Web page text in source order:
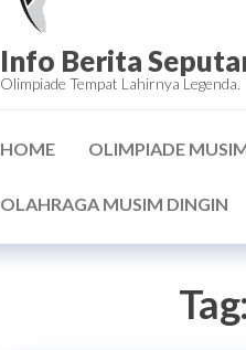
Info Berita
Olimpiade Tempat Lahirnya Legenda.
HOME OLIMPIADE
OLAHRAGA MUSIM DINGIN
Tag: